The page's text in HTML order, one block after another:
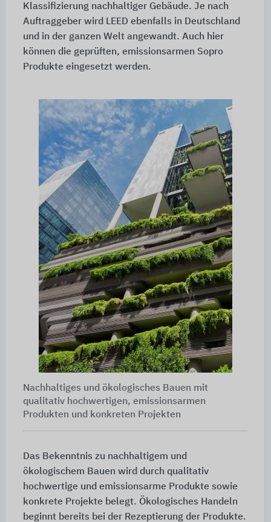
Klassifizierung nachhaltiger Gebäude. Je nach
Auftraggeber wird LEED ebenfalls in Deutschland
und in der ganzen Welt angewandt. Auch hier
können die geprüften, emissionsarmen Sopro
Produkte eingesetzt werden.
Nachhaltiges und ökologisches Bauen mit
qualitativ hochwertigen, emissionsarmen
Produkten und konkreten Projekten
Das Bekenntnis zu nachhaltigem und
ökologischem Bauen wird durch qualitativ
hochwertige und emissionsarme Produkte sowie
konkrete Projekte belegt. Ökologisches Handeln
beginnt bereits bei der Rezeptierung der Produkte.